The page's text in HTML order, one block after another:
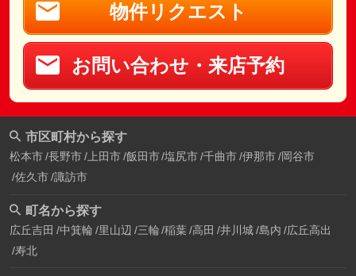
物件リクエスト
お問い合わせ・来店予約
市区町村から探す
松本市 長野市 上田市 飯田市 塩尻市 千曲市 伊那市 岡谷市
佐久市 諏訪市
町名から探す
広丘吉田 中箕輪 里山辺 三輪 稲葉 高田 井川城 島内 広丘高出
寿北